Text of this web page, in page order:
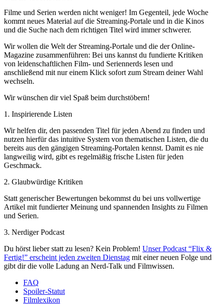
Filme und Serien werden nicht weniger! Im Gegenteil, jede Woche
kommt neues Material auf die Streaming-Portale und in die Kinos
und die Suche nach dem richtigen Titel wird immer schwerer.
Wir wollen die Welt der Streaming-Portale und die der Online-
Magazine zusammenführen: Bei uns kannst du fundierte Kritiken
von leidenschaftlichen Film- und Seriennerds lesen und
anschließend mit nur einem Klick sofort zum Stream deiner Wahl
wechseln.
Wir wünschen dir viel Spaß beim durchstöbern!
1. Inspirierende Listen
Wir helfen dir, den passenden Titel für jeden Abend zu finden und
nutzen hierfür das intuitive System von thematischen Listen, die du
bereits aus den gängigen Streaming-Portalen kennst. Damit es nie
langweilig wird, gibt es regelmäßig frische Listen für jeden
Geschmack.
2. Glaubwürdige Kritiken
Statt generischer Bewertungen bekommst du bei uns vollwertige
Artikel mit fundierter Meinung und spannenden Insights zu Filmen
und Serien.
3. Nerdiger Podcast
Du hörst lieber statt zu lesen? Kein Problem! Unser Podcast “Flix &
Fertig!” erscheint jeden zweiten Dienstag mit einer neuen Folge und
gibt dir die volle Ladung an Nerd-Talk und Filmwissen.
FAQ
Spoiler-Statut
Filmlexikon